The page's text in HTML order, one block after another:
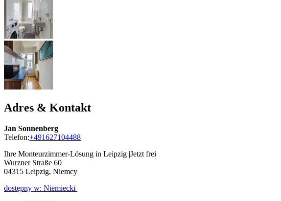
Adres & Kontakt
Jan Sonnenberg
Telefon:+491627104488
Ihre Monteurzimmer-Lösung in Leipzig |Jetzt frei
Wurzner Straße 60
04315 Leipzig, Niemcy
dostępny w: Niemiecki